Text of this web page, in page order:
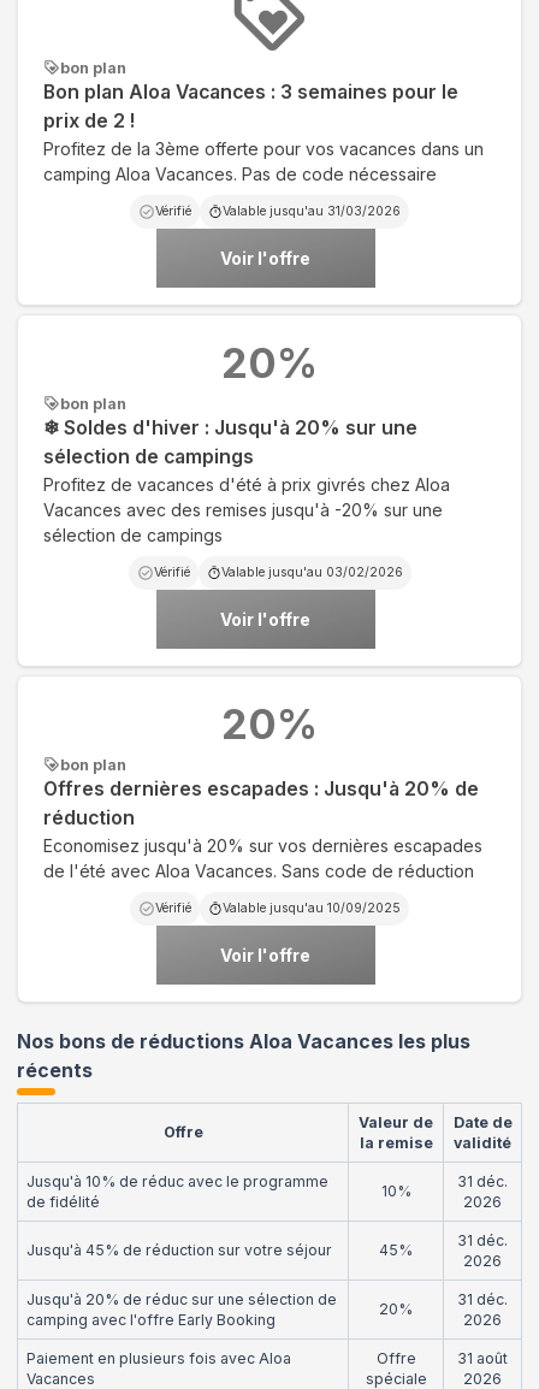
bon plan
Bon plan Aloa Vacances : 3 semaines pour le
prix de 2 !
Profitez de la 3ème offerte pour vos vacances dans un
camping Aloa Vacances. Pas de code nécessaire
Vérifié Valable jusqu'au 31/03/2026
Voir l'offre
bon plan
❄ Soldes d'hiver : Jusqu'à 20% sur une
sélection de campings
Profitez de vacances d'été à prix givrés chez Aloa
Vacances avec des remises jusqu'à -20% sur une
sélection de campings
Vérifié Valable jusqu'au 03/02/2026
Voir l'offre
20%
bon plan
Offres dernières escapades : Jusqu'à 20% de
réduction
Economisez jusqu'à 20% sur vos dernières escapades
de l'été avec Aloa Vacances. Sans code de réduction
Vérifié Valable jusqu'au 10/09/2025
Voir l'offre
20%
Nos bons de réductions Aloa Vacances les plus
récents
Offre
Valeur de
la remise
Date de
validité
Jusqu'à 10% de réduc avec le programme
de fidélité
10%
31 déc.
2026
Jusqu'à 45% de réduction sur votre séjour 45%
31 déc.
2026
Jusqu'à 20% de réduc sur une sélection de
camping avec l'offre Early Booking
20%
31 déc.
2026
Paiement en plusieurs fois avec Aloa
Vacances
Offre
spéciale
31 août
2026